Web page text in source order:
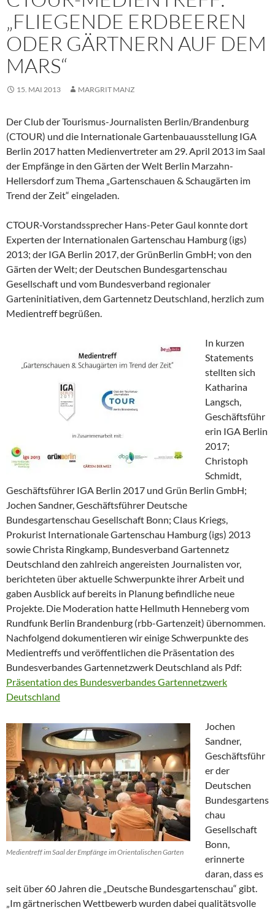
„FLIEGENDE ERDBEEREN
ODER GÄRTNERN AUF DEM
MARS“
15. MAI 2013 MARGRIT MANZ
Der Club der Tourismus-Journalisten Berlin/Brandenburg
(CTOUR) und die Internationale Gartenbauausstellung IGA
Berlin 2017 hatten Medienvertreter am 29. April 2013 im Saal
der Empfänge in den Gärten der Welt Berlin Marzahn-
Hellersdorf zum Thema „Gartenschauen & Schaugärten im
Trend der Zeit“ eingeladen.
CTOUR-Vorstandssprecher Hans-Peter Gaul konnte dort
Experten der Internationalen Gartenschau Hamburg (igs)
2013; der IGA Berlin 2017, der GrünBerlin GmbH; von den
Gärten der Welt; der Deutschen Bundesgartenschau
Gesellschaft und vom Bundesverband regionaler
Garteninitiativen, dem Gartennetz Deutschland, herzlich zum
Medientreff begrüßen.
In kurzen
Statements
stellten sich
Katharina
Langsch,
Geschäftsführ
erin IGA Berlin
2017;
Christoph
Schmidt,
Geschäftsführer IGA Berlin 2017 und Grün Berlin GmbH;
Jochen Sandner, Geschäftsführer Deutsche
Bundesgartenschau Gesellschaft Bonn; Claus Kriegs,
Prokurist Internationale Gartenschau Hamburg (igs) 2013
sowie Christa Ringkamp, Bundesverband Gartennetz
Deutschland den zahlreich angereisten Journalisten vor,
berichteten über aktuelle Schwerpunkte ihrer Arbeit und
gaben Ausblick auf bereits in Planung befindliche neue
Projekte. Die Moderation hatte Hellmuth Henneberg vom
Rundfunk Berlin Brandenburg (rbb-Gartenzeit) übernommen.
Nachfolgend dokumentieren wir einige Schwerpunkte des
Medientreffs und veröffentlichen die Präsentation des
Bundesverbandes Gartennetzwerk Deutschland als Pdf:
Präsentation des Bundesverbandes Gartennetzwerk
Deutschland
Medientreff im Saal der Empfänge im Orientalischen Garten
Jochen
Sandner,
Geschäftsführ
er der
Deutschen
Bundesgartens
chau
Gesellschaft
Bonn,
erinnerte
daran, dass es
seit über 60 Jahren die „Deutsche Bundesgartenschau“ gibt.
„Im gärtnerischen Wettbewerb wurden dabei qualitätsvolle